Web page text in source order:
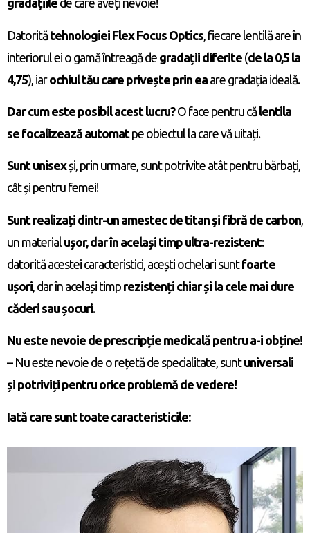
gradațiile de care aveți nevoie!
Datorită tehnologiei Flex Focus Optics , fiecare lentilă are în
interiorul ei o gamă întreagă de gradații diferite (de la 0,5 la
4,75), iarochiul tău care privește prin ea are gradația ideală.
Dar cum este posibil acest lucru?O face pentru că lentila
se focalizează automatpe obiectul la care vă uitați.
Sunt unisexși, prin urmare, sunt potrivite atât pentru bărbați,
cât și pentru femei!
Sunt realizați dintr-un amestec de titan și fibră de carbon
un material ușor, dar în același timp ultra-rezistent:
datorită acestei caracteristici, acești ochelari suntfoarte
ușori , dar în același timp rezistenți chiar și la cele mai dure
căderi sau șocuri.
Nu este nevoie de prescripție medicală pentru a-i obține!
– Nu este nevoie de o rețetă de specialitate, suntuniversali
și potriviți pentru orice problemă de vedere!
Iată care sunt toate caracteristicile: